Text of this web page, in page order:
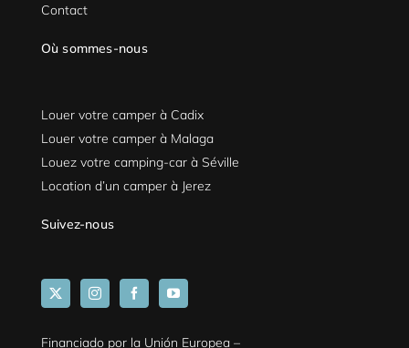
Contact
Où sommes-nous
Louer votre camper à Cadix
Louer votre camper à Malaga
Louez votre camping-car à Séville
Location d’un camper à Jerez
Suivez-nous
Financiado por la Unión Europea –